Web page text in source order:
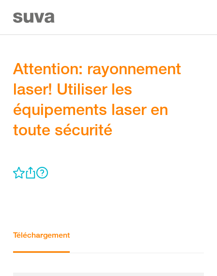
Attention: rayonnement
laser! Utiliser les
équipements laser en
toute sécurité
Téléchargement